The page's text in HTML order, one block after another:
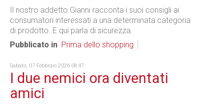
Il nostro addetto Gianni racconta i suoi consigli ai
consumatori interessati a una determinata categoria
di prodotto. E qui parla di sicurezza.
Pubblicato in Prima dello shopping
Sabato, 07 Febbraio 2026 08:47
I due nemici ora diventati
amici